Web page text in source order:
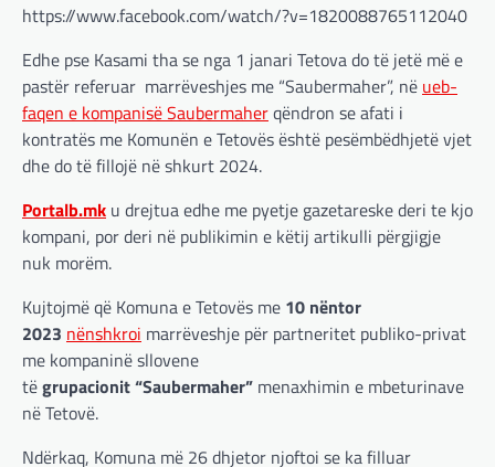
https://www.facebook.com/watch/?v=1820088765112040
Edhe pse Kasami tha se nga 1 janari Tetova do të jetë më e
pastër referuar marrëveshjes me “Saubermaher”, në ueb-
faqen e kompanisë Saubermaherqëndron se afati i
kontratës me Komunën e Tetovës është pesëmbëdhjetë vjet
dhe do të fillojë në shkurt 2024.
Portalb.mk u drejtua edhe me pyetje gazetareske deri te kjo
kompani, por deri në publikimin e këtij artikulli përgjigje
nuk morëm.
Kujtojmë që Komuna e Tetovës me 10 nëntor
2023 nënshkroi marrëveshje për partneritet publiko-privat
me kompaninë sllovene
tëgrupacionit “Saubermaher” menaxhimin e mbeturinave
në Tetovë.
Ndërkaq, Komuna më 26 dhjetor njoftoi se ka filluar